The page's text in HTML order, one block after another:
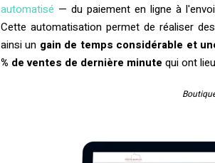
automatisé — du paiement en ligne à
Cette automatisation permet de réaliser
ainsi un gain de temps considérable et
% de ventes de dernière minute qui ont